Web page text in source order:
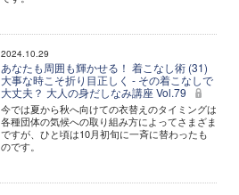
2024.10.29
あなたも周囲も輝かせる！ 着こなし術 (31)
大事な時こそ折り目正しく - その着こなしで
大丈夫？ 大人の身だしなみ講座 Vol.79
今では夏から秋へ向けての衣替えのタイミングは
各種団体の気候への取り組み方によってさまざま
ですが、ひと頃は10月初旬に一斉に替わったも
のです。